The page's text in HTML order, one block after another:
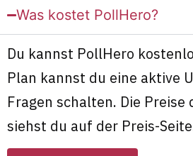
Was kostet PollHero?
Du kannst PollHero
Plan kannst du eine aktive
Fragen schalten. Die Preise
siehst du auf der Preis-